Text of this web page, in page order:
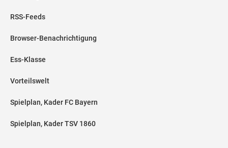
RSS-Feeds
Browser-Benachrichtigung
Ess-Klasse
Vorteilswelt
Spielplan, Kader FC Bayern
Spielplan, Kader TSV 1860